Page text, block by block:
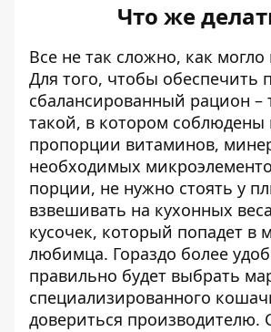
Что же
Все не так сложно, как могло
Для того, чтобы обеспечить
сбалансированный рацион –
такой, в котором
пропорции витаминов,
необходимых
порции, не нужно стоять у
взвешивать на кухонных
кусочек, который попадет в
любимца. Гораздо более
правильно будет выбрать
специализированного
довериться производителю.